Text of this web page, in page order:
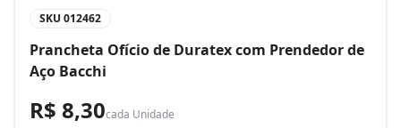
SKU 012462
Prancheta Ofício de Duratex com Prendedor de
Aço Bacchi
R$ 8,30cada Unidade